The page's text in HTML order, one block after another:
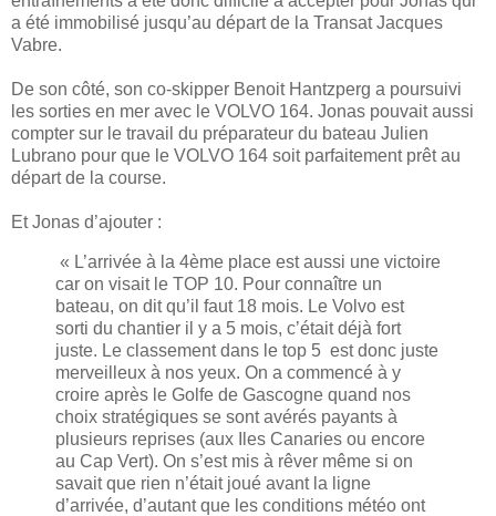
a été immobilisé jusqu’au départ de la Transat Jacques
Vabre.
De son côté, son co-skipper Benoit Hantzperg a poursuivi
les sorties en mer avec le VOLVO 164. Jonas pouvait aussi
compter sur le travail du préparateur du bateau Julien
Lubrano pour que le VOLVO 164 soit parfaitement prêt au
départ de la course.
Et Jonas d’ajouter :
« L’arrivée à la 4ème place est aussi une victoire
car on visait le TOP 10. Pour connaître un
bateau, on dit qu’il faut 18 mois. Le Volvo est
sorti du chantier il y a 5 mois, c’était déjà fort
juste. Le classement dans le top 5 est donc juste
merveilleux à nos yeux. On a commencé à y
croire après le Golfe de Gascogne quand nos
choix stratégiques se sont avérés payants à
plusieurs reprises (aux Iles Canaries ou encore
au Cap Vert). On s’est mis à rêver même si on
savait que rien n’était joué avant la ligne
d’arrivée, d’autant que les conditions météo ont